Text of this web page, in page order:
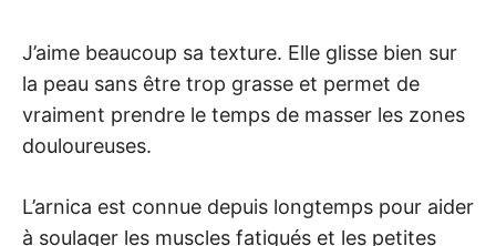
J’aime beaucoup sa texture. Elle glisse bien sur
la peau sans être trop grasse et permet de
vraiment prendre le temps de masser les zones
douloureuses.
L’arnica est connue depuis longtemps pour aider
à soulager les muscles fatigués et les petites